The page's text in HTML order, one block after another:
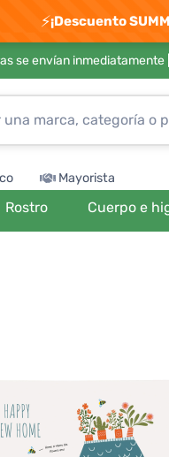
⚡¡Descuento
se envían inmediatamente |
Mayorista
Rostro Cuerpo e